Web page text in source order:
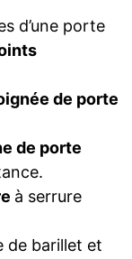
d’une porte
de porte
de porte
à serrure
de barillet et